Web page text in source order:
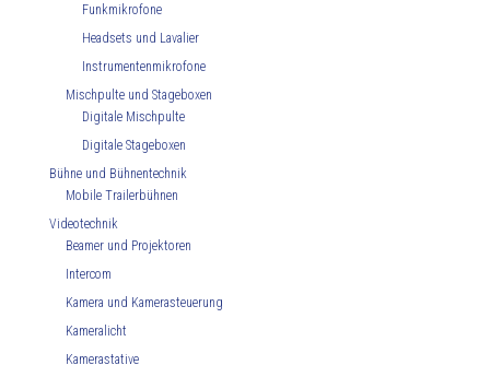
Funkmikrofone
Headsets und Lavalier
Instrumentenmikrofone
Mischpulte und Stageboxen
Digitale Mischpulte
Digitale Stageboxen
Bühne und Bühnentechnik
Mobile Trailerbühnen
Videotechnik
Beamer und Projektoren
Intercom
Kamera und Kamerasteuerung
Kameralicht
Kamerastative